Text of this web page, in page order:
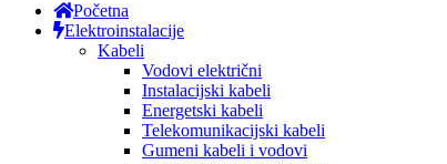
Početna
Elektroinstalacije
Kabeli
Vodovi električni
Instalacijski kabeli
Energetski kabeli
Telekomunikacijski kabeli
Gumeni kabeli i vodovi